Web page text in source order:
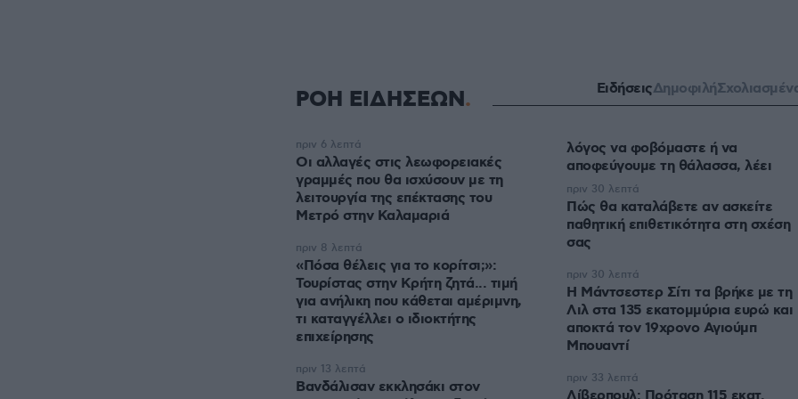
ΡΟΗ ΕΙΔΗΣΕΩΝ ΕιδήσειςΔημοφιλή
Οι αλλαγές στις λεωφορειακές
γραμμές που θα ισχύσουν με τη
λειτουργία της επέκτασης του
Μετρό στην Καλαμαριά
πριν 6 λεπτά
«Πόσα θέλεις για το κορίτσι;»:
Τουρίστας στην Κρήτη ζητά... τιμή
για ανήλικη που κάθεται αμέριμνη,
τι καταγγέλλει ο ιδιοκτήτης
επιχείρησης
πριν 8 λεπτά
Βανδάλισαν εκκλησάκι στον
πριν 13 λεπτά
λόγος να φοβόμαστε ή να
αποφεύγουμε τη θάλασσα, λέει
Πώς θα καταλάβετε αν ασκείτε
παθητική επιθετικότητα στη σχέση
σας
πριν 30 λεπτά
Η Μάντσεστερ Σίτι τα βρήκε με τη
Λιλ στα 135 εκατομμύρια ευρώ και
αποκτά τον 19χρονο Αγιούμπ
Μπουαντί
πριν 30 λεπτά
πριν 33 λεπτά